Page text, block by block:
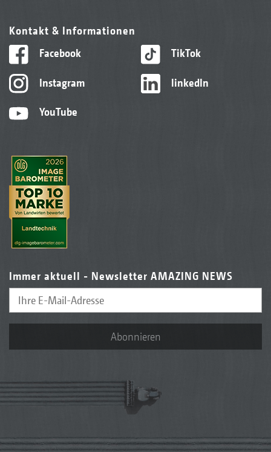
Kontakt & Informationen
Facebook
Instagram
YouTube
TikTok
linkedIn
Immer aktuell - Newsletter AMAZING NEWS
Abonnieren